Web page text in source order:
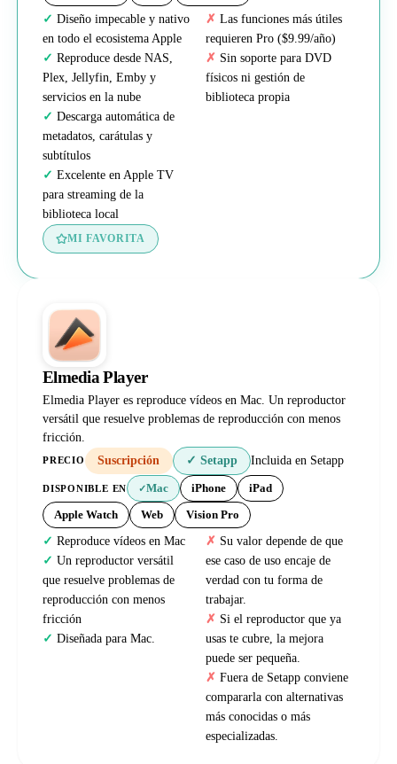
Diseño impecable y nativo
en todo el ecosistema Apple
Reproduce desde NAS,
Plex, Jellyfin, Emby y
servicios en la nube
Descarga automática de
metadatos, carátulas y
subtítulos
Excelente en Apple TV
para streaming de la
biblioteca local
Las funciones más útiles
requieren Pro ($9.99/año)
Sin soporte para DVD
físicos ni gestión de
biblioteca propia
MI FAVORITA
Elmedia Player
Elmedia Player es reproduce vídeos en Mac. Un reproductor
versátil que resuelve problemas de reproducción con menos
fricción.
PRECIO Suscripción ✓ Setapp Incluida en Setapp
DISPONIBLE EN ✓Mac iPhone iPad
Apple Watch Web Vision Pro
Reproduce vídeos en Mac
Un reproductor versátil
que resuelve problemas de
reproducción con menos
fricción
Diseñada para Mac.
Su valor depende de que
ese caso de uso encaje de
verdad con tu forma de
trabajar.
Si el reproductor que ya
usas te cubre, la mejora
puede ser pequeña.
Fuera de Setapp conviene
compararla con alternativas
más conocidas o más
especializadas.